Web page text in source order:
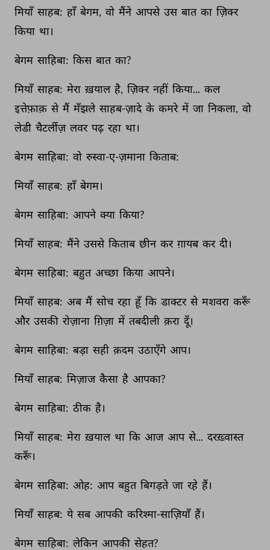
मियाँ साहब: हाँ बेगम, वो मैंने आपसे उस बात का ज़िक्‍र
किया था।
बेगम साहिबा: किस बात का?
मियाँ साहब: मेरा ख़याल है, ज़िक्‍र नहीं किया... कल
इत्तेफ़ाक़ से मैं मँझले साहब-ज़ादे के कमरे में जा निकला, वो
लेडी चैटर्लीज़ लवर पढ़ रहा था।
बेगम साहिबा: वो रुस्वा-ए-ज़माना किताब:
मियाँ साहब: हाँ बेगम।
बेगम साहिबा: आपने क्या किया?
मियाँ साहब: मैंने उससे किताब छीन कर ग़ायब कर दी।
बेगम साहिबा: बहुत अच्छा किया आपने।
मियाँ साहब: अब मैं सोच रहा हूँ कि डाक्टर से मशवरा करूँ
और उसकी रोज़ाना ग़िज़ा में तबदीली क़रा दूँ।
बेगम साहिबा: बड़ा सही क़दम उठाएँगे आप।
मियाँ साहब: मिज़ाज कैसा है आपका?
बेगम साहिबा: ठीक है।
मियाँ साहब: मेरा ख़याल था कि आज आप से... दरख़्वास्त
करूँ।
बेगम साहिबा: ओह: आप बहुत बिगड़ते जा रहे हैं।
मियाँ साहब: ये सब आपकी करिश्मा-साज़ियाँ हैं।
बेगम साहिबा: लेकिन आपकी सेहत?